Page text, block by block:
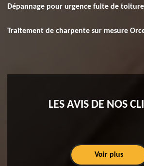
Dépannage pour urgence fuite de
Traitement de charpente sur mesure
LES AVIS DE NOS
Voir plus